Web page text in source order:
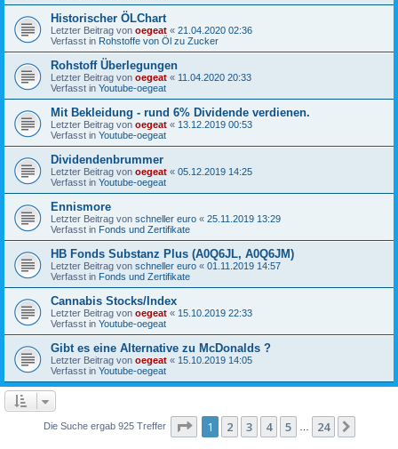
Historischer ÖLChart
Letzter Beitrag von oegeat « 21.04.2020 02:36
Verfasst in Rohstoffe von Öl zu Zucker
Rohstoff Überlegungen
Letzter Beitrag von oegeat « 11.04.2020 20:33
Verfasst in Youtube-oegeat
Mit Bekleidung - rund 6% Dividende verdienen.
Letzter Beitrag von oegeat « 13.12.2019 00:53
Verfasst in Youtube-oegeat
Dividendenbrummer
Letzter Beitrag von oegeat « 05.12.2019 14:25
Verfasst in Youtube-oegeat
Ennismore
Letzter Beitrag von schneller euro « 25.11.2019 13:29
Verfasst in Fonds und Zertifikate
HB Fonds Substanz Plus (A0Q6JL, A0Q6JM)
Letzter Beitrag von schneller euro « 01.11.2019 14:57
Verfasst in Fonds und Zertifikate
Cannabis Stocks/Index
Letzter Beitrag von oegeat « 15.10.2019 22:33
Verfasst in Youtube-oegeat
Gibt es eine Alternative zu McDonalds ?
Letzter Beitrag von oegeat « 15.10.2019 14:05
Verfasst in Youtube-oegeat
Die Suche ergab 925 Treffer Seite 1von 24
1 2 3 4 5 24